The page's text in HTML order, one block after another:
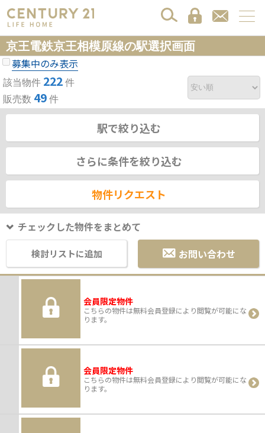
京王電鉄京王相模原線の駅選択画面
募集中のみ表示
該当物件 222 件
販売数 49 件
駅で絞り込む
さらに条件を絞り込む
物件リクエスト
チェックした物件をまとめて
検討リストに追加 お問い合わせ
会員限定物件
こちらの物件は無料会員登録により閲覧が可能にな
ります。
会員限定物件
こちらの物件は無料会員登録により閲覧が可能にな
ります。